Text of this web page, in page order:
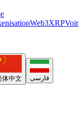
Web3XRPVoir
体中文 فارسی